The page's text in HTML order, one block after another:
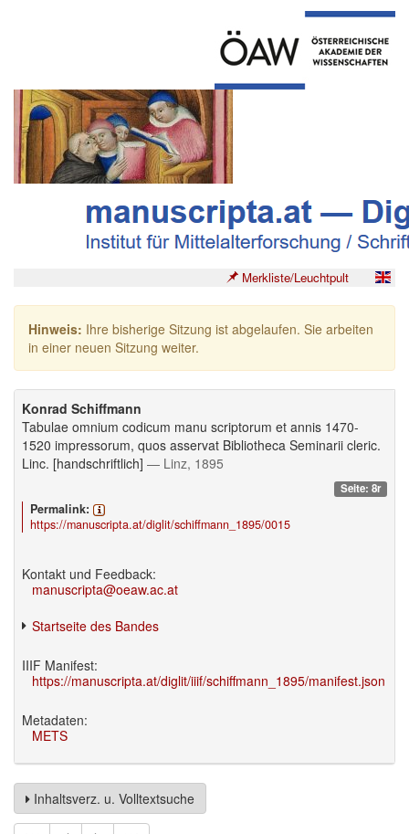
Merkliste/Leuchtpult
Hinweis: Ihre bisherige Sitzung ist abgelaufen. Sie arbeiten
in einer neuen Sitzung weiter.
Konrad Schiffmann
Tabulae omnium codicum manu scriptorum et annis 1470-
1520 impressorum, quos asservat Bibliotheca Seminarii cleric.
Linc. [handschriftlich] — Linz, 1895
Seite: 8r
Permalink:
https://manuscripta.at/diglit/schiffmann_1895/0015
Kontakt und Feedback:
manuscripta@oeaw.ac.at
Startseite des Bandes
IIIF Manifest:
https://manuscripta.at/diglit/iiif/schiffmann_1895/manifest.json
Metadaten:
METS
Inhaltsverz. u. Volltextsuche